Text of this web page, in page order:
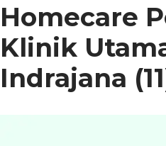
Homecare
Klinik
Indrajana